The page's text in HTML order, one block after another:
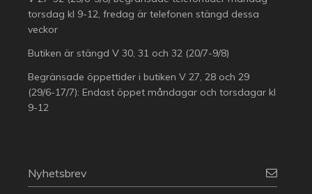
torsdag kl 9-12, fredag är telefonen stängd dessa
veckor
Butiken är stängd V 30, 31 och 32 (20/7-9/8)
Begränsade öppettider i butiken V 27, 28 och 29
(29/6-17/7): Endast öppet måndagar och torsdagar kl
9-12
Nyhetsbrev